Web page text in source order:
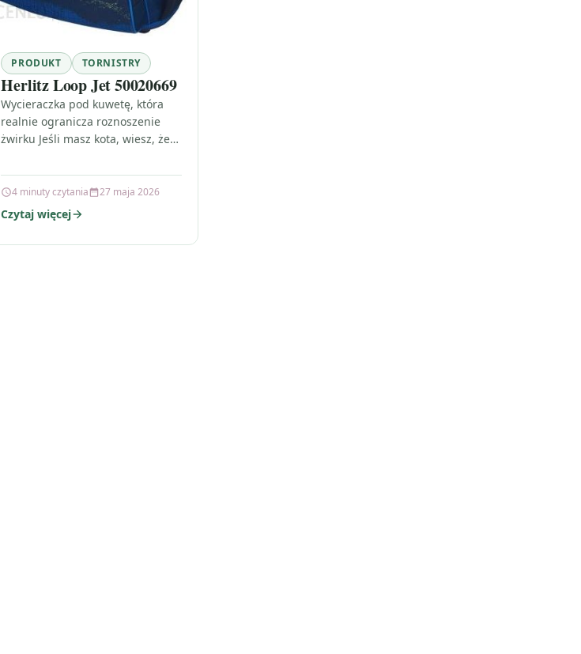
PRODUKT TORNISTRY
Herlitz Loop Jet 50020669
Wycieraczka pod kuwetę, która
realnie ogranicza roznoszenie
żwirku Jeśli masz kota, wiesz, że
wszędzie: przy drzwiach, na
dywanie, a nawet…
4 minuty czytania 27 maja 2026
Czytaj więcej